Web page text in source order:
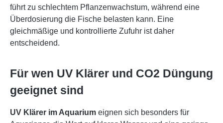
führt zu schlechtem Pflanzenwachstum, während eine
Überdosierung die Fische belasten kann. Eine
gleichmäßige und kontrollierte Zufuhr ist daher
entscheidend.
Für wen UV Klärer und CO2 Düngung
geeignet sind
UV Klärer im Aquarium eignen sich besonders für